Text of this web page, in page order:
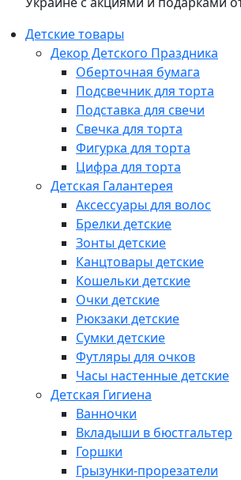
Детские товары
Декор Детского Праздника
Оберточная бумага
Подсвечник для торта
Подставка для свечи
Свечка для торта
Фигурка для торта
Цифра для торта
Детская Галантерея
Аксессуары для волос
Брелки детские
Зонты детские
Канцтовары детские
Кошельки детские
Очки детские
Рюкзаки детские
Сумки детские
Футляры для очков
Часы настенные детские
Детская Гигиена
Ванночки
Вкладыши в бюстгальтер
Горшки
Грызунки-прорезатели